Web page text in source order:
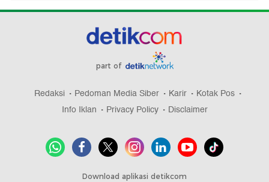
part of
Redaksi Pedoman Media Siber Karir
Kotak Pos
Info Iklan
Privacy Policy Disclaimer
Download aplikasi detikcom